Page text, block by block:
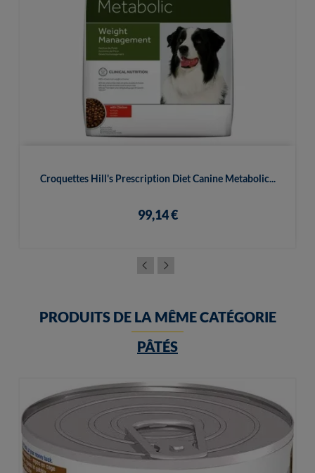
Croquettes Hill's Prescription Diet Canine Metabolic...
99,14 €
PRODUITS DE LA MÊME CATÉGORIE
PÂTÉS